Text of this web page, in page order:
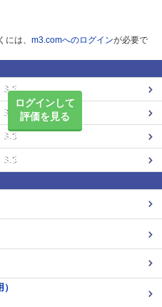
は、 m3.comへのログインが必要で
ログインして
評価を見る